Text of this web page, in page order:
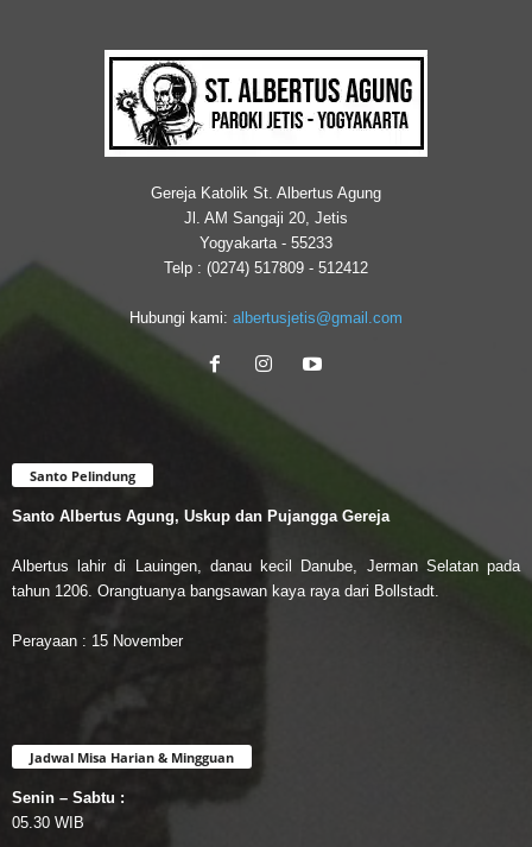
Gereja Katolik St. Albertus Agung
Jl. AM Sangaji 20, Jetis
Yogyakarta - 55233
Telp : (0274) 517809 - 512412
Hubungi kami: albertusjetis@gmail.com
Santo Pelindung
Santo Albertus Agung, Uskup dan Pujangga Gereja
Albertus lahir di Lauingen, danau kecil Danube, Jerman Selatan pada
tahun 1206. Orangtuanya bangsawan kaya raya dari Bollstadt.
Perayaan : 15 November
Jadwal Misa Harian & Mingguan
Senin – Sabtu :
05.30 WIB